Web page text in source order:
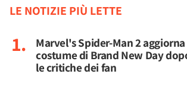
LE NOTIZIE PIÙ LETTE
Marvel's Spider-Man 2
costume di Brand New Day
le critiche dei fan